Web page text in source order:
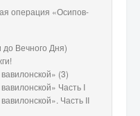
операция «Осипов-
Вечного Дня)
(3)
Часть I
Часть II